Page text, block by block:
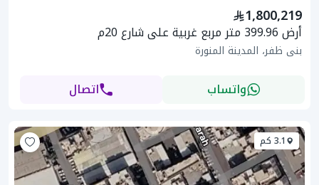
1,800,219
أرض 399.96 متر مربع غربية على شارع 20م
بنى ظفر، المدينة المنورة
واتساب اتصال
3.1 كم